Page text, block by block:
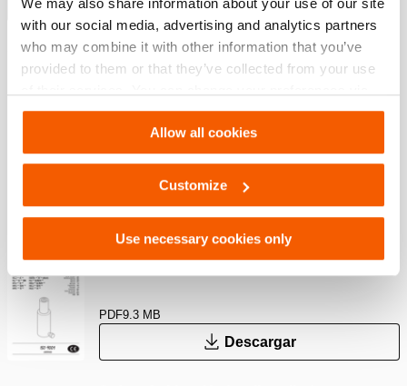
We may also share information about your use of our site
with our social media, advertising and analytics partners
who may combine it with other information that you’ve
provided to them or that they’ve collected from your use
Settings. See ourcookiestatement.
Allow all cookies
Customize
Use necessary cookies only
Descargas
445.7 KB
Descargar
User Manual Cylinders
PDF9.3 MB
Descargar